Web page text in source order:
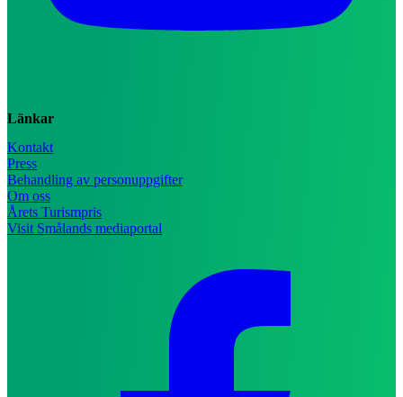
Länkar
Kontakt
Press
Behandling av personuppgifter
Om oss
Årets Turismpris
Visit Smålands mediaportal